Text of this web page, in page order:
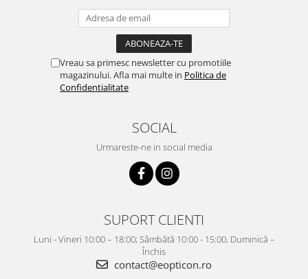
Vreau sa primesc newsletter cu promotiile
magazinului. Afla mai multe in Politica de
Confidentialitate
SOCIAL
Urmareste-ne in social media
SUPORT CLIENTI
Luni - Vineri 10:00 – 18:00; Sâmbătă 10:00 - 15:00, Duminică –
Închis
contact@eopticon.ro